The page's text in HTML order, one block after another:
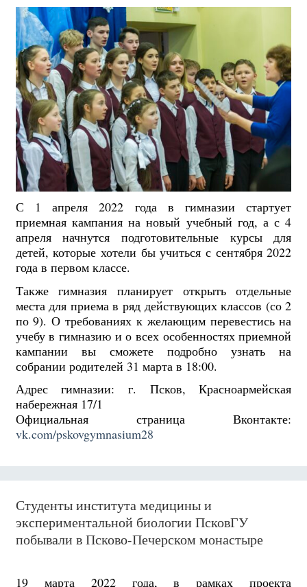
С 1 апреля 2022 года в гимназии стартует
приемная кампания на новый учебный год, а с 4
апреля начнутся подготовительные курсы для
детей, которые хотели бы учиться с сентября 2022
года в первом классе.
Также гимназия планирует открыть отдельные
места для приема в ряд действующих классов (со 2
по 9). О требованиях к желающим перевестись на
учебу в гимназию и о всех особенностях приемной
кампании вы сможете подробно узнать на
собрании родителей 31 марта в 18:00.
Адрес гимназии: г. Псков, Красноармейская
набережная 17/1
Официальная страница Вконтакте:
vk.com/pskovgymnasium28
Студенты института медицины и
экспериментальной биологии ПсковГУ
побывали в Псково-Печерском монастыре
19 марта 2022 года, в рамках проекта